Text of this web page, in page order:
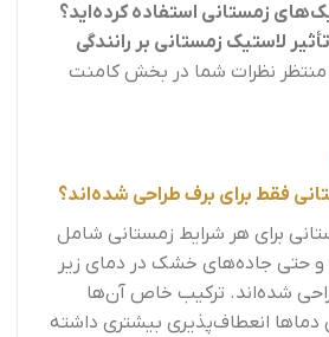
زمستانی استفاده کرده‌اید؟
لاستیک زمستانی بر رانندگی
منتظر نظرات شما در بخش کامنت
فقط برای برف طراحی شده‌اند؟
برای هر شرایط زمستانی شامل
و حتی جاده‌های خشک در دمای زیر
شده‌اند. ترکیب خاص آن‌ها
انعطاف‌پذیری بیشتری داشته